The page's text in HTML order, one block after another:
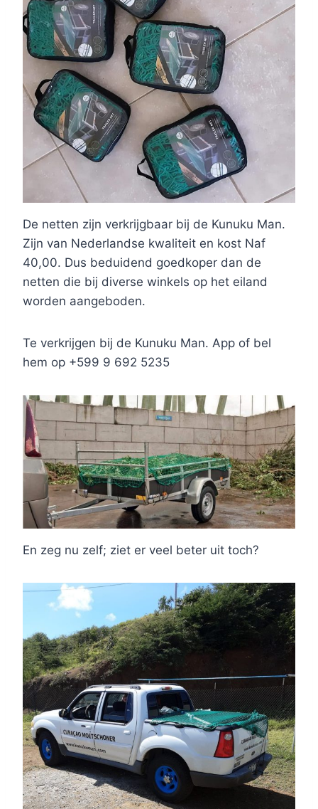
De netten zijn verkrijgbaar bij de Kunuku Man.
Zijn van Nederlandse kwaliteit en kost Naf
40,00. Dus beduidend goedkoper dan de
netten die bij diverse winkels op het eiland
worden aangeboden.
Te verkrijgen bij de Kunuku Man. App of bel
hem op +599 9 692 5235
En zeg nu zelf; ziet er veel beter uit toch?